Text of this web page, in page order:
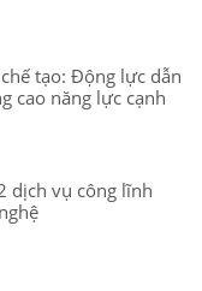
tạo: Động lực dẫn
cao năng lực cạnh
dịch vụ công lĩnh